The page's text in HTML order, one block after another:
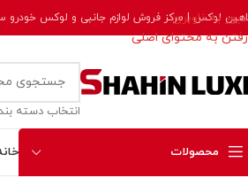
عبور به ناوبری
رفتن به محتوای اصلی
لوکس | مرکز فروش لوازم جانبی و لوکس خودرو
انتخاب دسته
محصولات